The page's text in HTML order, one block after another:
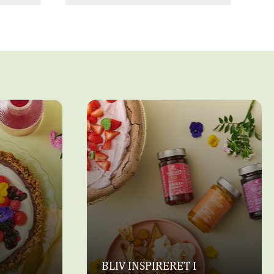
MED
BLIV INSPIRERET I